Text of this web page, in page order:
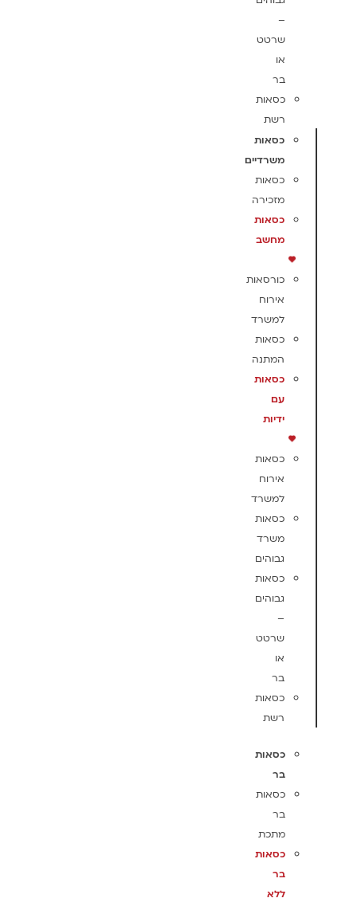
–
שרטט
או
בר
כסאות
רשת
כסאות
משרדיים
כסאות
מזכירה
כסאות
מחשב
כורסאות
אירוח
למשרד
כסאות
המתנה
כסאות
עם
ידיות
כסאות
אירוח
למשרד
כסאות
משרד
גבוהים
כסאות
גבוהים
–
שרטט
או
בר
כסאות
רשת
כסאות
בר
כסאות
בר
מתכת
כסאות
בר
ללא